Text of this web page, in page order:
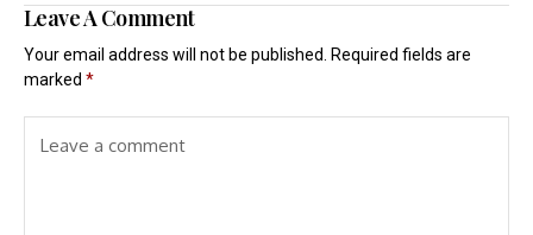
Leave A Comment
Your email address will not be published. Required fields are
marked *